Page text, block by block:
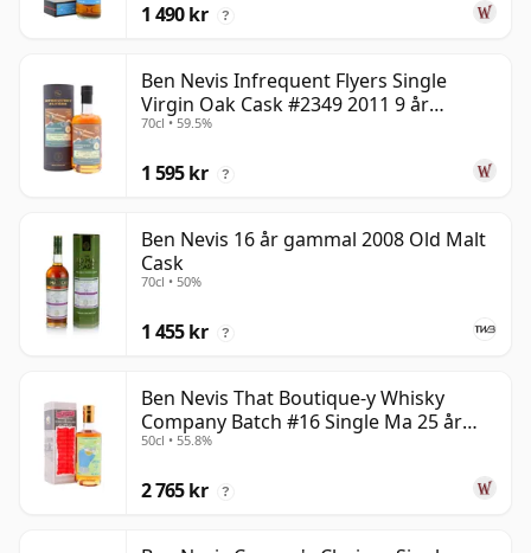
1 490 kr ?
Ben Nevis Infrequent Flyers Single
Virgin Oak Cask #2349 2011 9 år
gammal
70cl • 59.5%
1 595 kr ?
Ben Nevis 16 år gammal 2008 Old Malt
Cask
70cl • 50%
1 455 kr ?
Ben Nevis That Boutique-y Whisky
Company Batch #16 Single Ma 25 år
gammal
50cl • 55.8%
2 765 kr ?